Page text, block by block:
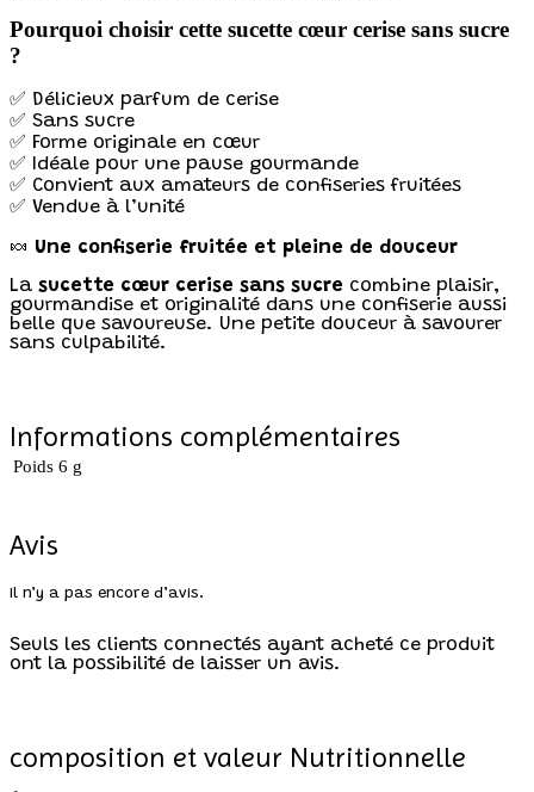
Pourquoi choisir cette sucette cœur cerise sans sucre
?
✅ Délicieux parfum de cerise
✅ Sans sucre
✅ Forme originale en cœur
✅ Idéale pour une pause gourmande
✅ Convient aux amateurs de confiseries fruitées
✅ Vendue à l’unité
🍬 Une confiserie fruitée et pleine de douceur
La sucette cœur cerise sans sucre combine plaisir,
gourmandise et originalité dans une confiserie aussi
belle que savoureuse. Une petite douceur à savourer
sans culpabilité.
Informations complémentaires
Poids 6 g
Avis
Il n’y a pas encore d’avis.
Seuls les clients connectés ayant acheté ce produit
ont la possibilité de laisser un avis.
composition et valeur Nutritionnelle